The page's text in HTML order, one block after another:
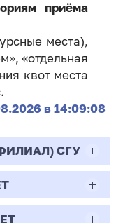
приёма
места),
«отдельная
квот места
в 14:09:08
СГУ